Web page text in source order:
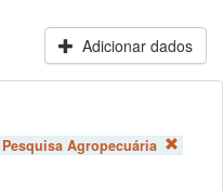
Adicionar dados
Agropecuária